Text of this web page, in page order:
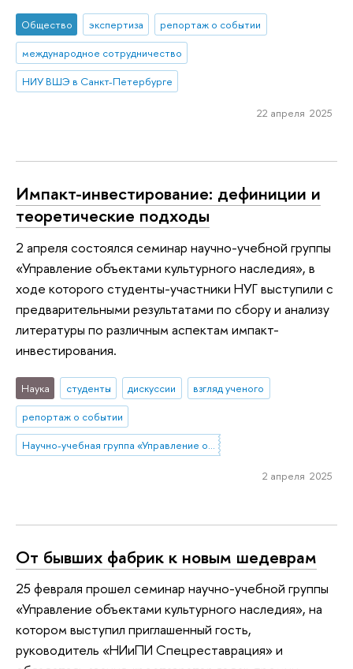
Общество экспертиза
репортаж о событии
международное сотрудничество
НИУ ВШЭ в Санкт-Петербурге
22 апреля 2025
Импакт-инвестирование: дефиниции и
теоретические подходы
2 апреля состоялся семинар научно-учебной группы
«Управление объектами культурного наследия», в
ходе которого студенты-участники НУГ выступили с
предварительными результатами по сбору и анализу
литературы по различным аспектам импакт-
инвестирования.
Наука студенты дискуссии
взгляд ученого
репортаж о событии
Научно-учебная группа «Управление объектами культурного наследия»
2 апреля 2025
От бывших фабрик к новым шедеврам
25 февраля прошел семинар научно-учебной группы
«Управление объектами культурного наследия», на
котором выступил приглашенный гость,
руководитель «НИиПИ Спецреставрация» и